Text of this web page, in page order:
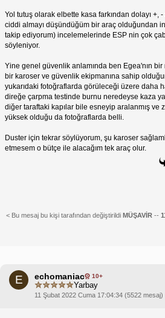
Yol tutuş olarak elbette kasa farkından dolayı +,
ciddi almayı düşündüğüm bir araç olduğundan
takip ediyorum) incelemelerinde ESP nin çok
söyleniyor.
Yine genel güvenlik anlamında ben Egea'nın
bir karoser ve güvenlik ekipmanına sahip
yukarıdaki fotoğraflarda görüleceği üzere daha
direğe çarpma testinde burnu neredeyse kaza
diğer taraftaki kapılar bile esneyip aralanmış ve
yüksek olduğu da fotoğraflarda belli.
Duster için tekrar söylüyorum, şu karoser
etmesem o bütçe ile alacağım tek araç olur.
< Bu mesaj bu kişi tarafından değiştirildi MÜŞAVİR --
E echomaniac 10+
Yarbay
11 Şubat 2022 Cuma 17:04:34 (5522 mesaj)